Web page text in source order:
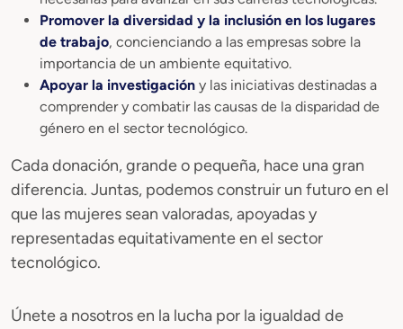
Promover la diversidad y la inclusión en los lugares
de trabajo, concienciando a las empresas sobre la
importancia de un ambiente equitativo.
Apoyar la investigación y las iniciativas destinadas a
comprender y combatir las causas de la disparidad de
género en el sector tecnológico.
Cada donación, grande o pequeña, hace una gran
diferencia. Juntas, podemos construir un futuro en el
que las mujeres sean valoradas, apoyadas y
representadas equitativamente en el sector
tecnológico.
Únete a nosotros en la lucha por la igualdad de